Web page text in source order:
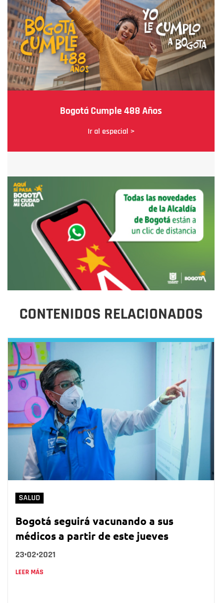
Bogotá Cumple 488 Años
Ir al especial >
CONTENIDOS RELACIONADOS
SALUD
Bogotá seguirá vacunando a sus
médicos a partir de este jueves
23•02•2021
LEER MÁS